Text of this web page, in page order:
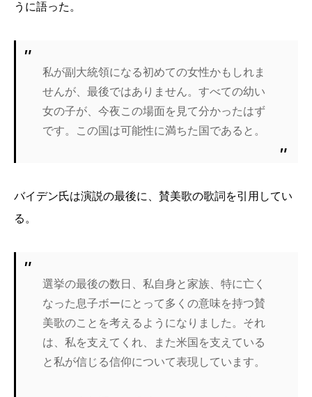
うに語った。
私が副大統領になる初めての女性かもしれま
せんが、最後ではありません。すべての幼い
女の子が、今夜この場面を見て分かったはず
です。この国は可能性に満ちた国であると。
バイデン氏は演説の最後に、賛美歌の歌詞を引用してい
る。
選挙の最後の数日、私自身と家族、特に亡く
なった息子ボーにとって多くの意味を持つ賛
美歌のことを考えるようになりました。それ
は、私を支えてくれ、また米国を支えている
と私が信じる信仰について表現しています。